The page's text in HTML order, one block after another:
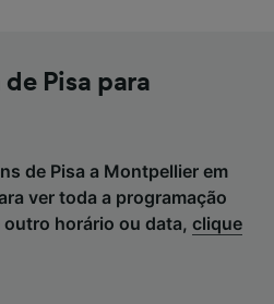
Pisa para
de Pisa a Montpellier em
ver toda a programação
horário ou data, clique